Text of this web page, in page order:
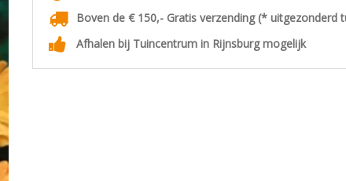
Boven de € 150,- Gratis verzending (* uitgezonderd
Afhalen bij Tuincentrum in Rijnsburg mogelijk